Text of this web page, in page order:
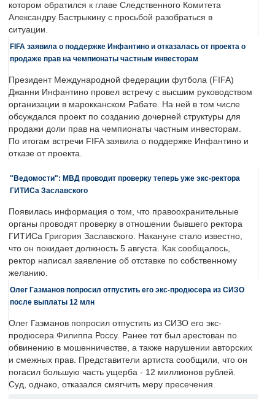
котором обратился к главе Следственного Комитета
Александру Бастрыкину с просьбой разобраться в
ситуации.
FIFA заявила о поддержке Инфантино и отказалась от проекта о
продаже прав на чемпионаты частным инвесторам
Президент Международной федерации футбола (FIFA)
Джанни Инфантино провел встречу с высшим руководством
организации в марокканском Рабате. На ней в том числе
обсуждался проект по созданию дочерней структуры для
продажи доли прав на чемпионаты частным инвесторам.
По итогам встречи FIFA заявила о поддержке Инфантино и
отказе от проекта.
"Ведомости": МВД проводит проверку теперь уже экс-ректора
ГИТИСа Заславского
Появилась информация о том, что правоохранительные
органы проводят проверку в отношении бывшего ректора
ГИТИСа Григория Заславского. Накануне стало известно,
что он покидает должность 5 августа. Как сообщалось,
ректор написал заявление об отставке по собственному
желанию.
Олег Газманов попросил отпустить его экс-продюсера из СИЗО
после выплаты 12 млн
Олег Газманов попросил отпустить из СИЗО его экс-
продюсера Филиппа Россу. Ранее тот был арестован по
обвинению в мошенничестве, а также нарушении авторских
и смежных прав. Представители артиста сообщили, что он
погасил большую часть ущерба - 12 миллионов рублей.
Суд, однако, отказался смягчить меру пресечения.